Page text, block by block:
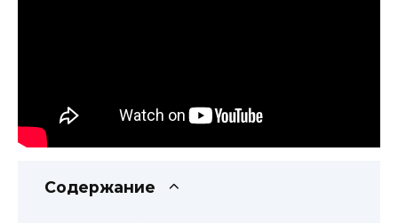
Содержание